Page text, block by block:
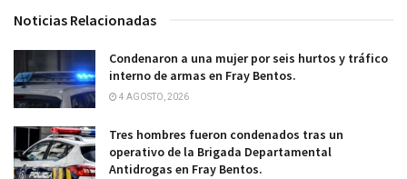
Noticias Relacionadas
Condenaron a una mujer por seis hurtos y tráfico
interno de armas en Fray Bentos.
4 AGOSTO, 2026
Tres hombres fueron condenados tras un
operativo de la Brigada Departamental
Antidrogas en Fray Bentos.